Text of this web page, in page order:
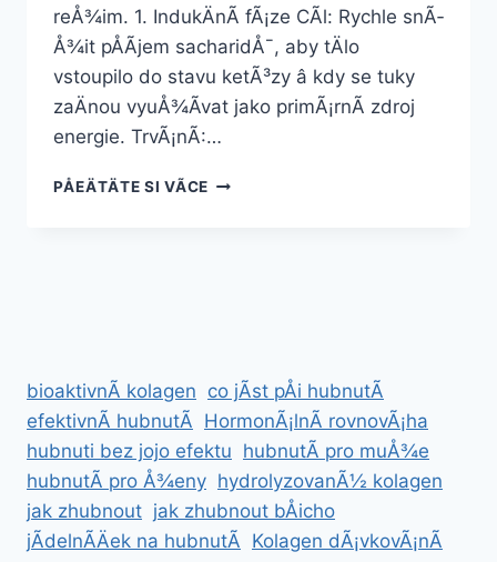
reÅ¾im. 1. IndukÄnÃ­ fÃ¡ze CÃ­l: Rychle snÃ­
Å¾it pÅÃ­jem sacharidÅ¯, aby tÄlo
vstoupilo do stavu ketÃ³zy â kdy se tuky
zaÄnou vyuÅ¾Ã­vat jako primÃ¡rnÃ­ zdroj
energie. TrvÃ¡nÃ­:…
PÅEÄTÄTE SI VÃ­CEJAK
HUBNUTÃ­
bioaktivnÃ­ kolagen co jÃ­st pÅi hubnutÃ­
efektivnÃ­ hubnutÃ­ HormonÃ¡lnÃ­ rovnovÃ¡ha
hubnuti bez jojo efektu hubnutÃ­ pro muÅ¾e
hubnutÃ­ pro Å¾eny hydrolyzovanÃ½ kolagen
jak zhubnout jak zhubnout bÅicho
jÃ­delnÃ­Äek na hubnutÃ­ Kolagen dÃ¡vkovÃ¡nÃ­